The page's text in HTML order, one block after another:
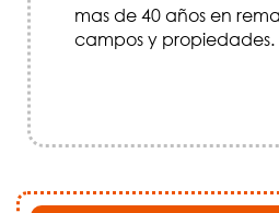
mas de 40 años en
campos y propiedades.